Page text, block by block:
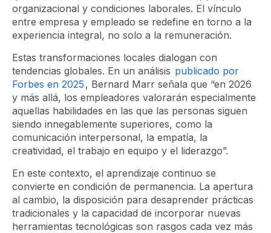
organizacional y condiciones laborales. El vínculo
entre empresa y empleado se redefine en torno a la
experiencia integral, no solo a la remuneración.
Estas transformaciones locales dialogan con
tendencias globales. En un análisis publicado por
Forbes en 2025 , Bernard Marr señala que “en 2026
y más allá, los empleadores valorarán especialmente
aquellas habilidades en las que las personas siguen
siendo innegablemente superiores, como la
comunicación interpersonal, la empatía, la
creatividad, el trabajo en equipo y el liderazgo”.
En este contexto, el aprendizaje continuo se
convierte en condición de permanencia. La apertura
al cambio, la disposición para desaprender prácticas
tradicionales y la capacidad de incorporar nuevas
herramientas tecnológicas son rasgos cada vez más